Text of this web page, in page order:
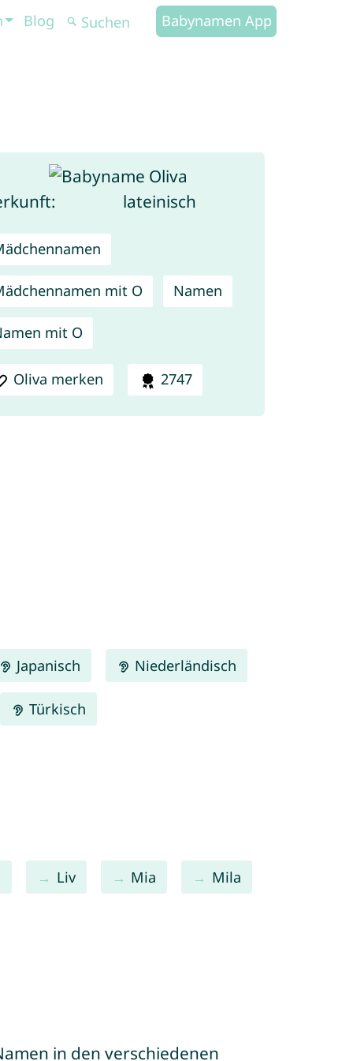
Blog Babynamen App
lateinisch
mit O Namen
mit O
Oliva merken 2747
Japanisch Niederländisch
Türkisch
Liv Mia Mila
in den verschiedenen